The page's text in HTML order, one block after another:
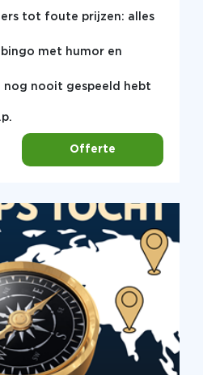
tot foute prijzen: alles
met humor en
nog nooit gespeeld hebt
Offerte